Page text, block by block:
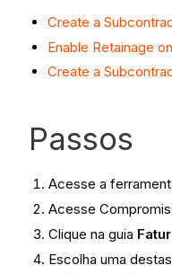
Create a
Enable Retainage
Create a
Passos
Acesse a
Acesse
Clique na guia
Escolha uma